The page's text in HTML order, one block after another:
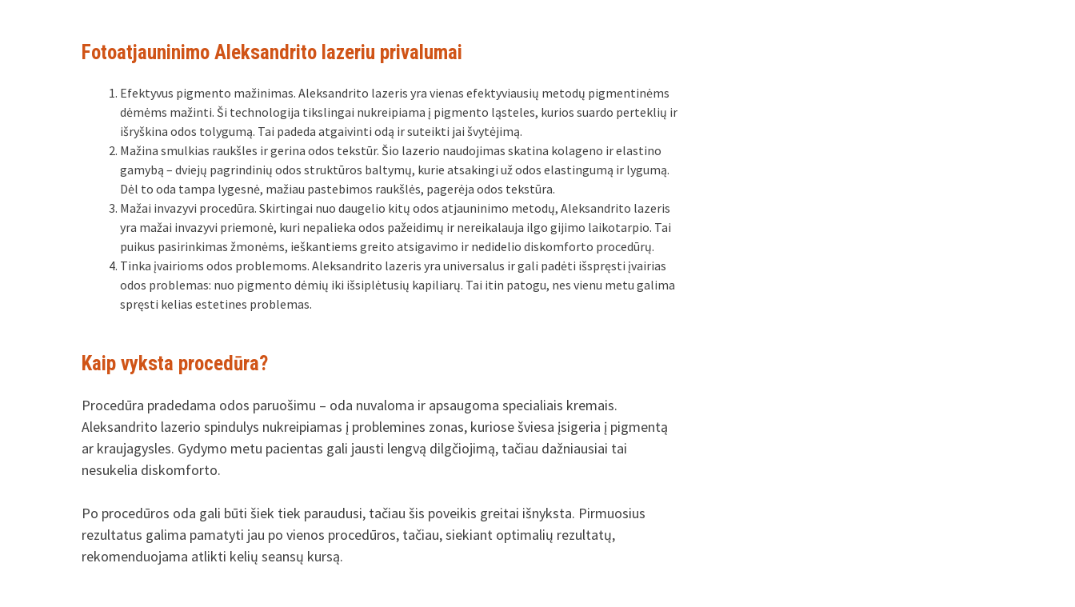
Fotoatjauninimo Aleksandrito lazeriu privalumai
Efektyvus pigmento mažinimas. Aleksandrito lazeris yra vienas efektyviausių metodų pigmentinėms
dėmėms mažinti. Ši technologija tikslingai nukreipiama į pigmento ląsteles, kurios suardo perteklių ir
išryškina odos tolygumą. Tai padeda atgaivinti odą ir suteikti jai švytėjimą.
Mažina smulkias raukšles ir gerina odos tekstūr. Šio lazerio naudojimas skatina kolageno ir elastino
gamybą – dviejų pagrindinių odos struktūros baltymų, kurie atsakingi už odos elastingumą ir lygumą.
Dėl to oda tampa lygesnė, mažiau pastebimos raukšlės, pagerėja odos tekstūra.
Mažai invazyvi procedūra. Skirtingai nuo daugelio kitų odos atjauninimo metodų, Aleksandrito lazeris
yra mažai invazyvi priemonė, kuri nepalieka odos pažeidimų ir nereikalauja ilgo gijimo laikotarpio. Tai
puikus pasirinkimas žmonėms, ieškantiems greito atsigavimo ir nedidelio diskomforto procedūrų.
Tinka įvairioms odos problemoms. Aleksandrito lazeris yra universalus ir gali padėti išspręsti įvairias
odos problemas: nuo pigmento dėmių iki išsiplėtusių kapiliarų. Tai itin patogu, nes vienu metu galima
spręsti kelias estetines problemas.
Kaip vyksta procedūra?
Procedūra pradedama odos paruošimu – oda nuvaloma ir apsaugoma specialiais kremais.
Aleksandrito lazerio spindulys nukreipiamas į problemines zonas, kuriose šviesa įsigeria į pigmentą
ar kraujagysles. Gydymo metu pacientas gali jausti lengvą dilgčiojimą, tačiau dažniausiai tai
nesukelia diskomforto.
Po procedūros oda gali būti šiek tiek paraudusi, tačiau šis poveikis greitai išnyksta. Pirmuosius
rezultatus galima pamatyti jau po vienos procedūros, tačiau, siekiant optimalių rezultatų,
rekomenduojama atlikti kelių seansų kursą.